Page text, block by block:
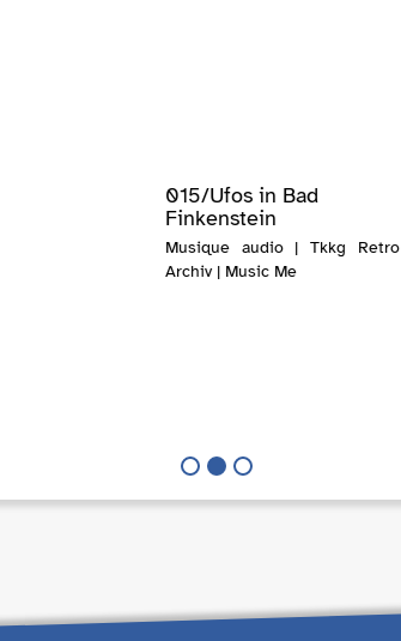
015/Ufos in Bad
Finkenstein
Musique audio | Tkkg Retro
Archiv | Music Me